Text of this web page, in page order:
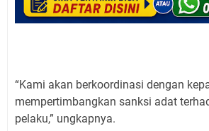
“Kami akan berkoordinasi dengan
mempertimbangkan sanksi adat
pelaku,” ungkapnya.